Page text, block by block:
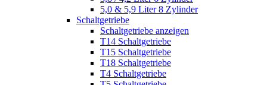
5,0 & 5,9 Liter 8 Zylinder
Schaltgetriebe
Schaltgetriebe anzeigen
T14 Schaltgetriebe
T15 Schaltgetriebe
T18 Schaltgetriebe
T4 Schaltgetriebe